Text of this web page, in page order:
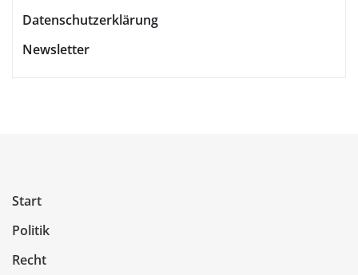
Datenschutzerklärung
Newsletter
Start
Politik
Recht